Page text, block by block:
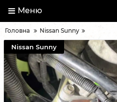
Меню
Головна Nissan Sunny
Nissan Sunny